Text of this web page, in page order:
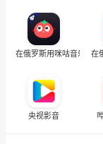
在俄罗斯用咪咕音乐怎在
央视影音